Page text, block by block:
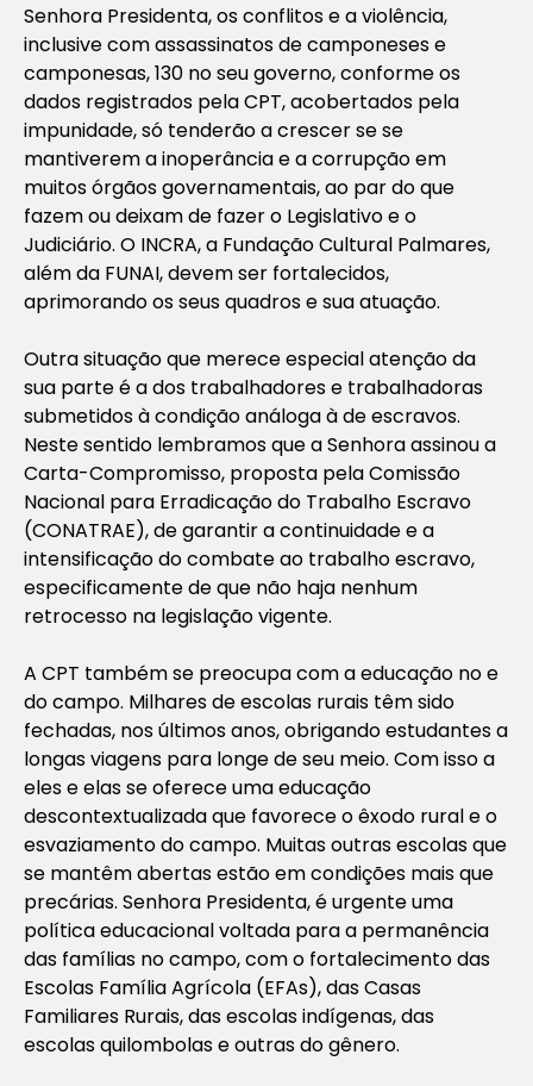
Senhora Presidenta, os conflitos e a violência,
inclusive com assassinatos de camponeses e
camponesas, 130 no seu governo, conforme os
dados registrados pela CPT, acobertados pela
impunidade, só tenderão a crescer se se
mantiverem a inoperância e a corrupção em
muitos órgãos governamentais, ao par do que
fazem ou deixam de fazer o Legislativo e o
Judiciário. O INCRA, a Fundação Cultural Palmares,
além da FUNAI, devem ser fortalecidos,
aprimorando os seus quadros e sua atuação.
Outra situação que merece especial atenção da
sua parte é a dos trabalhadores e trabalhadoras
submetidos à condição análoga à de escravos.
Neste sentido lembramos que a Senhora assinou a
Carta-Compromisso, proposta pela Comissão
Nacional para Erradicação do Trabalho Escravo
(CONATRAE), de garantir a continuidade e a
intensificação do combate ao trabalho escravo,
especificamente de que não haja nenhum
retrocesso na legislação vigente.
A CPT também se preocupa com a educação no e
do campo. Milhares de escolas rurais têm sido
fechadas, nos últimos anos, obrigando estudantes a
longas viagens para longe de seu meio. Com isso a
eles e elas se oferece uma educação
descontextualizada que favorece o êxodo rural e o
esvaziamento do campo. Muitas outras escolas que
se mantêm abertas estão em condições mais que
precárias. Senhora Presidenta, é urgente uma
política educacional voltada para a permanência
das famílias no campo, com o fortalecimento das
Escolas Família Agrícola (EFAs), das Casas
Familiares Rurais, das escolas indígenas, das
escolas quilombolas e outras do gênero.